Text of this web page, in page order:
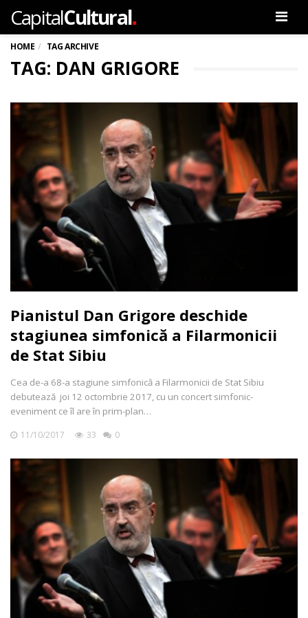
CapitalCultural.
HOME TAG ARCHIVE
TAG: DAN GRIGORE
Pianistul Dan Grigore deschide
stagiunea simfonică a Filarmonicii
de Stat Sibiu
Cea de-a 68-a stagiune simfonică a Filarmonicii de Stat Sibiu
debutează joi 12 octombrie 2017, cu un concert simfonic-
eveniment ce îl are în prim-plan…
11/10/2017 33 0